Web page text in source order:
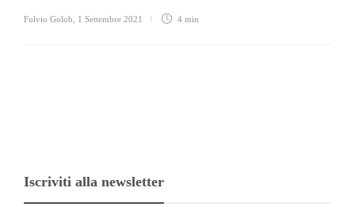
Fulvio Golob 1 Settembre 2021 4 min
Iscriviti alla newsletter